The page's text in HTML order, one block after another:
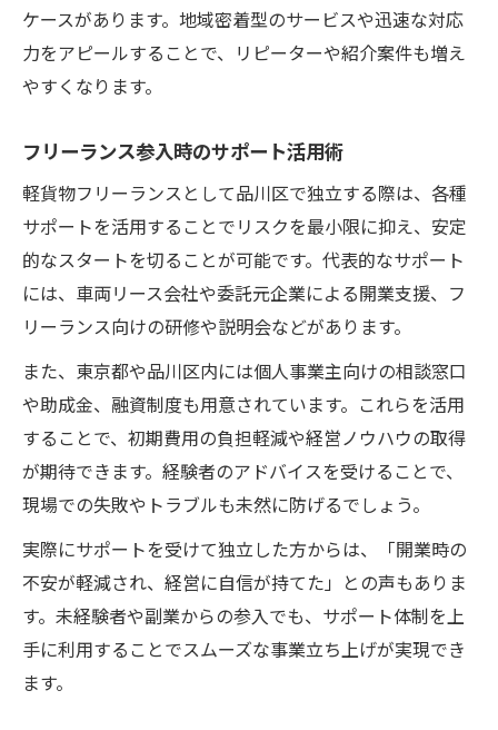
ケースがあります。地域密着型のサービスや迅速な対応
力をアピールすることで、リピーターや紹介案件も増え
やすくなります。
フリーランス参入時のサポート活用術
軽貨物フリーランスとして品川区で独立する際は、各種
サポートを活用することでリスクを最小限に抑え、安定
的なスタートを切ることが可能です。代表的なサポート
には、車両リース会社や委託元企業による開業支援、フ
リーランス向けの研修や説明会などがあります。
また、東京都や品川区内には個人事業主向けの相談窓口
や助成金、融資制度も用意されています。これらを活用
することで、初期費用の負担軽減や経営ノウハウの取得
が期待できます。経験者のアドバイスを受けることで、
現場での失敗やトラブルも未然に防げるでしょう。
実際にサポートを受けて独立した方からは、「開業時の
不安が軽減され、経営に自信が持てた」との声もありま
す。未経験者や副業からの参入でも、サポート体制を上
手に利用することでスムーズな事業立ち上げが実現でき
ます。